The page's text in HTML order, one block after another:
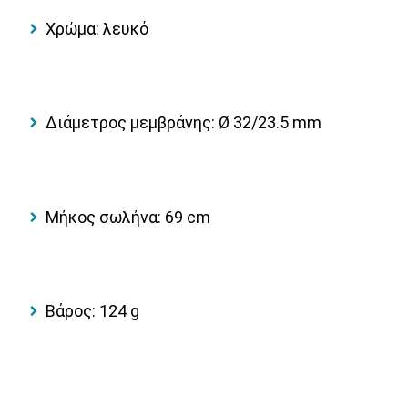
Χρώμα: λευκό
Διάμετρος μεμβράνης: Ø 32/23.5 mm
Μήκος σωλήνα: 69 cm
Βάρος: 124 g